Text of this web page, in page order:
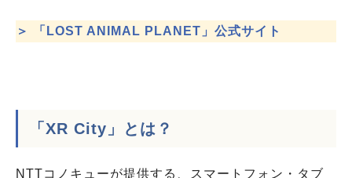
＞ 「LOST ANIMAL PLANET」公式サイト
「XR City」とは？
NTTコノキューが提供する、スマートフォン・タブ